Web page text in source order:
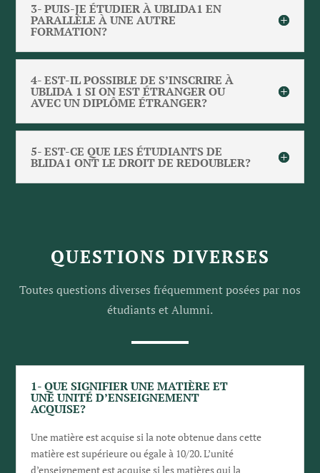
3- PUIS-JE ÉTUDIER À UBLIDA1 EN
PARALLÈLE À UNE AUTRE
FORMATION?
4- EST-IL POSSIBLE DE S’INSCRIRE À
UBLIDA 1 SI ON EST ÉTRANGER OU
AVEC UN DIPLÔME ÉTRANGER?
5- EST-CE QUE LES ÉTUDIANTS DE
BLIDA1 ONT LE DROIT DE REDOUBLER?
QUESTIONS DIVERSES
Toutes questions diverses fréquemment posées par nos
étudiants et Alumni.
1- QUE SIGNIFIER UNE MATIÈRE ET
UNE UNITÉ D’ENSEIGNEMENT
ACQUISE?
Une matière est acquise si la note obtenue dans cette
matière est supérieure ou égale à 10/20. L’unité
d’enseignement est acquise si les matières qui la